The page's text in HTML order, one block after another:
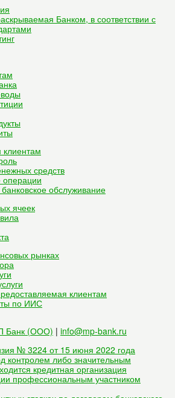
Банком, в соответствии с
средств
операции
обслуживание
ячеек
рынках
клиентам
по ИИС
Банк (ООО) | info@mp-bank.ru
№ 3224 от 15 июня 2022 года
контролем либо значительным
кредитная организация
профессиональным участником